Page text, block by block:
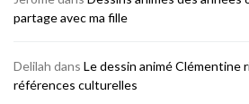
partage avec ma fille
Delilah dans Le dessin animé Clémentine
références culturelles